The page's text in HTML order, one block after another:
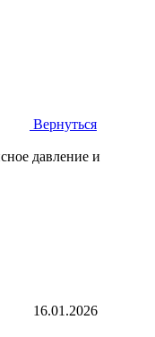
Вернуться
давление и
16.01.2026